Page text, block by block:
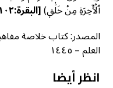
ٱلۡأٓخِرَةِ مِنۡ خَلَٰقٖ)[البقرة:١٠٢]
المصدر: كتاب خلاصة
العلم – ١٤٤٥
انظر أيضا